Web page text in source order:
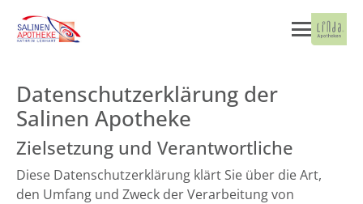
Datenschutzerklärung der
Salinen Apotheke
Zielsetzung und Verantwortliche
Diese Datenschutzerklärung klärt Sie über die Art,
den Umfang und Zweck der Verarbeitung von